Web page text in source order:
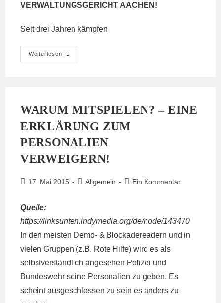
VERWALTUNGSGERICHT AACHEN!
Seit drei Jahren kämpfen
Weiterlesen
Aufruf
Zum
WARUM MITSPIELEN? – EINE
ERKLÄRUNG ZUM
PERSONALIEN
VERWEIGERN!
Beitrag
17. Mai 2015
Beitrags-
Allgemein
Beitrags-
Ein Kommentar
Quelle:
https://linksunten.indymedia.org/de/node/143470
In den meisten Demo- & Blockadereadern und in
vielen Gruppen (z.B. Rote Hilfe) wird es als
selbstverständlich angesehen Polizei und
Bundeswehr seine Personalien zu geben. Es
scheint ausgeschlossen zu sein es anders zu